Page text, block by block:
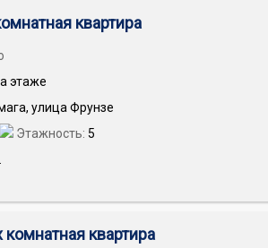
квартира
этаже
улица Фрунзе
Этажность: 5
квартира